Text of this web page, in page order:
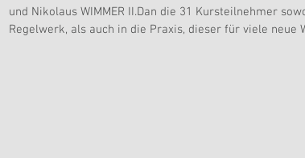
und Nikolaus WIMMER II.Dan die 31 Kursteilnehmer
Regelwerk, als auch in die Praxis, dieser für viele neue